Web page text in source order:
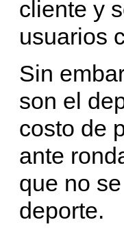
cliente y
usuarios
Sin
son el
costo de
ante
que no
deporte.